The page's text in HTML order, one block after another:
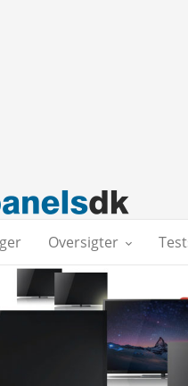
Oversigter